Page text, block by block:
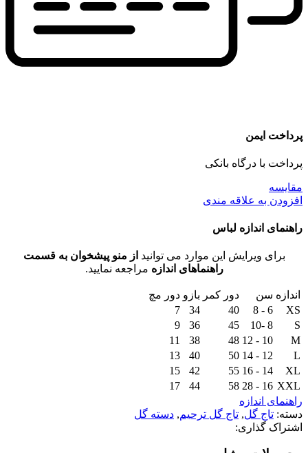
پرداخت ایمن
پرداخت با درگاه بانکی
مقايسه
افزودن به علاقه مندی
راهنمای اندازه لباس
برای ویرایش این موارد می توانید از منو پیشخوان به قسمت
راهنماهای اندازه مراجعه نمایید.
اندازه سن دور کمر بازو دور مچ
XS
6 - 8
40
34
7
S
8 -10
45
36
9
M
10 - 12
48
38
11
L
12 - 14
50
40
13
XL
14 - 16
55
42
15
XXL
16 - 28
58
44
17
راهنمای اندازه
دسته: تاج گل, تاج گل ترحیم, دسته گل
اشتراک گذاری: